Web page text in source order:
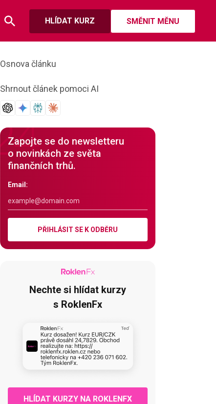
HLÍDAT KURZ SMĚNIT MĚNU
Osnova článku
Shrnout článek pomoci AI
Zapojte se do newsletteru
o novinkách ze světa
finančních trhů.
Email:
PŘIHLÁSIT SE K ODBĚRU
Nechte si hlídat kurzy
s RoklenFx
HLÍDAT KURZY NA ROKLENFX